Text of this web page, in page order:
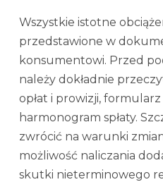
Wszystkie istotne
przedstawione w
konsumentowi. Przed
należy dokładnie
opłat i prowizji,
harmonogram spłaty.
zwrócić na warunki
możliwość naliczania
skutki nieterminowego